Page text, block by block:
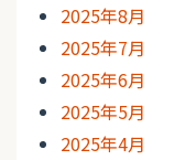
2025年8月
2025年7月
2025年6月
2025年5月
2025年4月